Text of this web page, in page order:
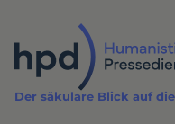
Inhalt
Der säkulare Blick auf